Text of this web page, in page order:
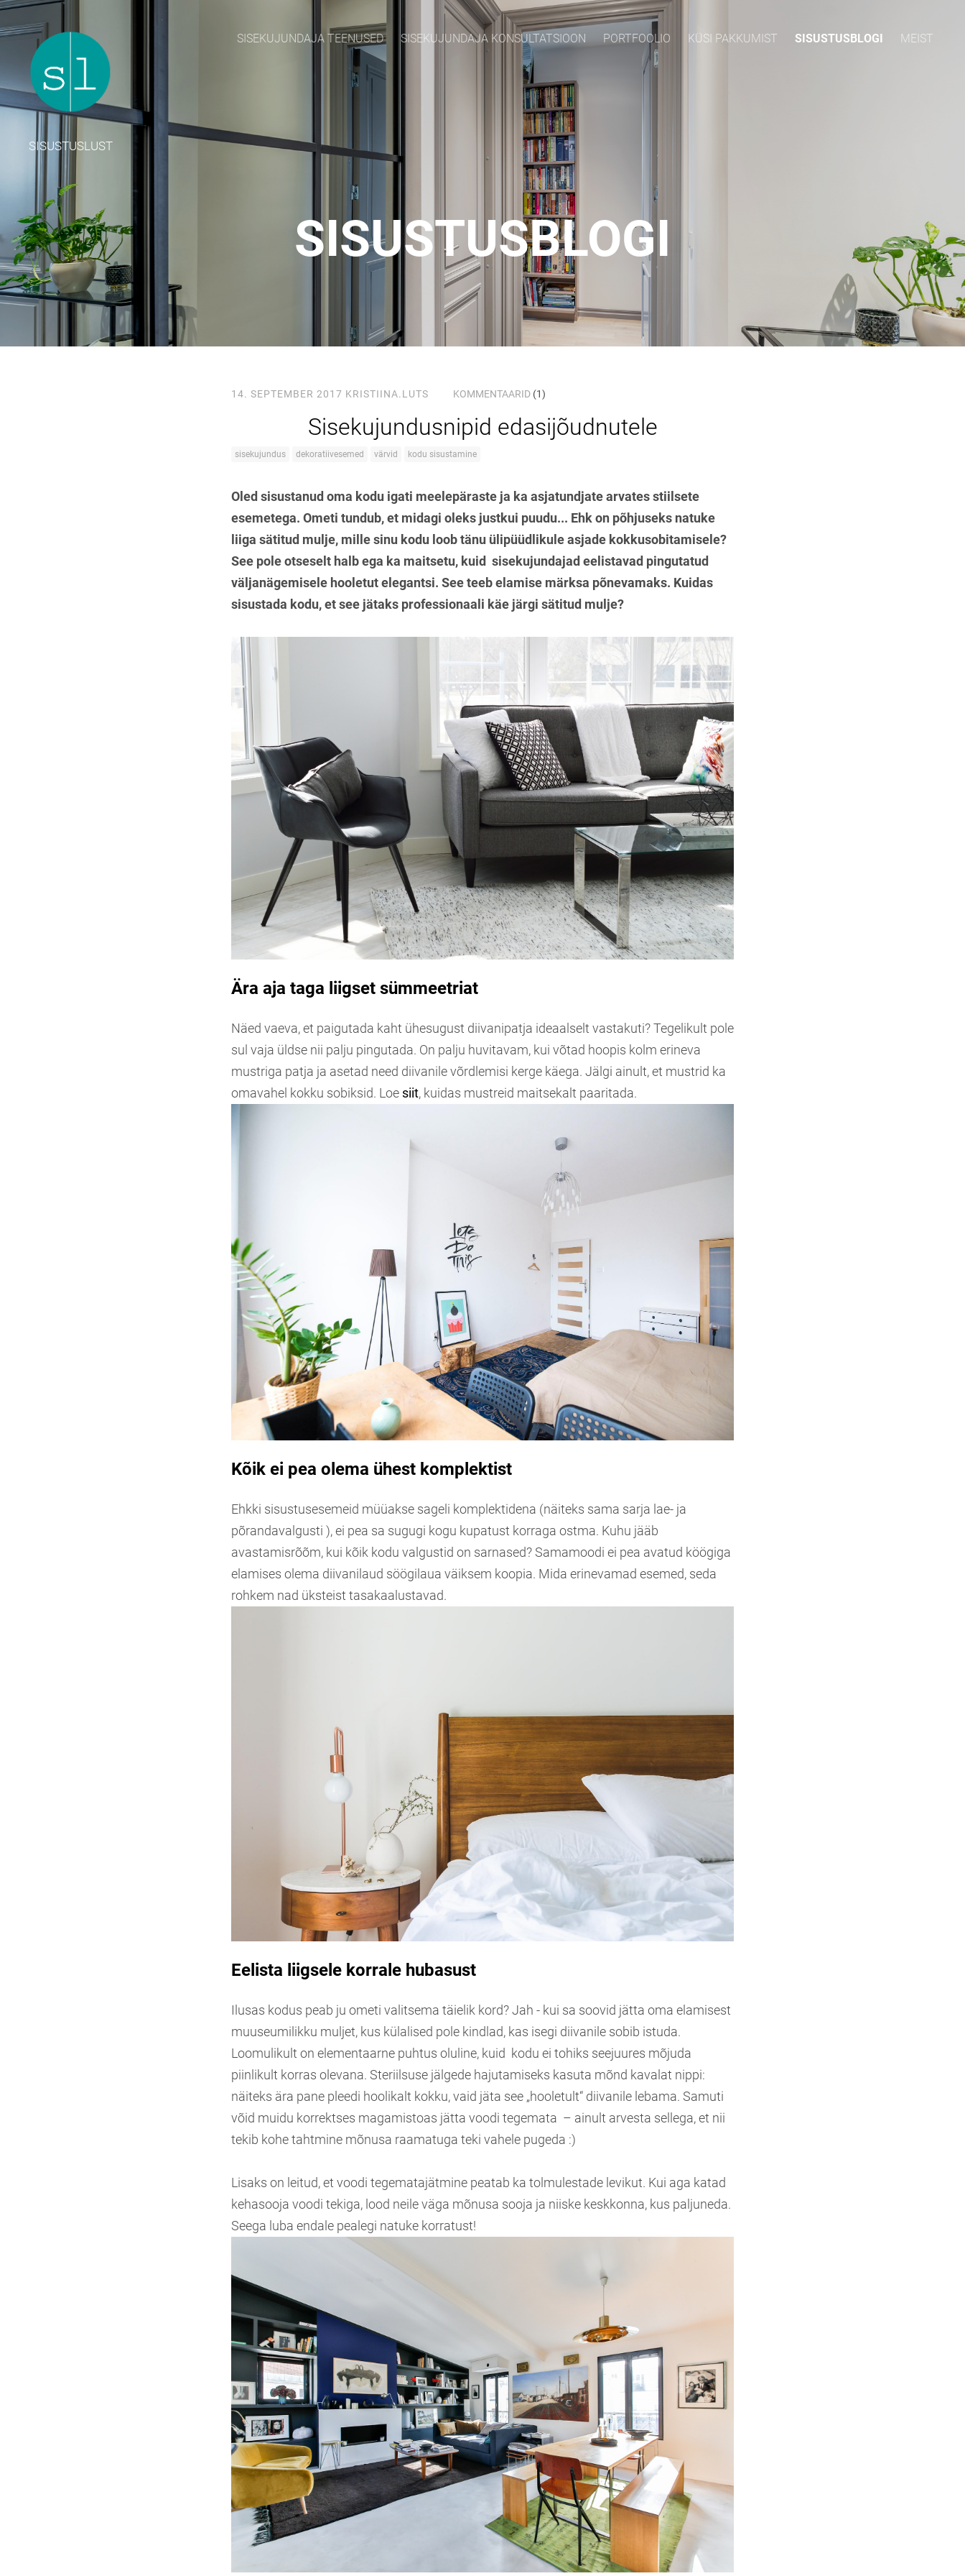
SISUSTUSLUST
SISEKUJUNDAJA TEENUSED SISEKUJUNDAJA KONSULTATSIOON PORTFOOLIO KÜSI PAKKUMIST SISUSTUSBLOGI MEIST
SISUSTUSBLOGI
14. SEPTEMBER 2017 KRISTIINA.LUTS KOMMENTAARID (1)
Sisekujundusnipid edasijõudnutele
sisekujundus dekoratiivesemed värvid kodu sisustamine
Oled sisustanud oma kodu igati meelepäraste ja ka asjatundjate arvates stiilsete
esemetega. Ometi tundub, et midagi oleks justkui puudu... Ehk on põhjuseks natuke
liiga sätitud mulje, mille sinu kodu loob tänu ülipüüdlikule asjade kokkusobitamisele?
See pole otseselt halb ega ka maitsetu, kuid sisekujundajad eelistavad pingutatud
väljanägemisele hooletut elegantsi. See teeb elamise märksa põnevamaks. Kuidas
sisustada kodu, et see jätaks professionaali käe järgi sätitud mulje?
Ära aja taga liigset sümmeetriat
Näed vaeva, et paigutada kaht ühesugust diivanipatja ideaalselt vastakuti? Tegelikult pole
sul vaja üldse nii palju pingutada. On palju huvitavam, kui võtad hoopis kolm erineva
mustriga patja ja asetad need diivanile võrdlemisi kerge käega. Jälgi ainult, et mustrid ka
omavahel kokku sobiksid. Loe siit, kuidas mustreid maitsekalt paaritada.
Kõik ei pea olema ühest komplektist
Ehkki sisustusesemeid müüakse sageli komplektidena (näiteks sama sarja lae- ja
põrandavalgusti ), ei pea sa sugugi kogu kupatust korraga ostma. Kuhu jääb
avastamisrõõm, kui kõik kodu valgustid on sarnased? Samamoodi ei pea avatud köögiga
elamises olema diivanilaud söögilaua väiksem koopia. Mida erinevamad esemed, seda
rohkem nad üksteist tasakaalustavad.
Eelista liigsele korrale hubasust
Ilusas kodus peab ju ometi valitsema täielik kord? Jah - kui sa soovid jätta oma elamisest
muuseumilikku muljet, kus külalised pole kindlad, kas isegi diivanile sobib istuda.
Loomulikult on elementaarne puhtus oluline, kuid kodu ei tohiks seejuures mõjuda
piinlikult korras olevana. Steriilsuse jälgede hajutamiseks kasuta mõnd kavalat nippi:
näiteks ära pane pleedi hoolikalt kokku, vaid jäta see „hooletult“ diivanile lebama. Samuti
võid muidu korrektses magamistoas jätta voodi tegemata – ainult arvesta sellega, et nii
tekib kohe tahtmine mõnusa raamatuga teki vahele pugeda :)
Lisaks on leitud, et voodi tegematajätmine peatab ka tolmulestade levikut. Kui aga katad
kehasooja voodi tekiga, lood neile väga mõnusa sooja ja niiske keskkonna, kus paljuneda.
Seega luba endale pealegi natuke korratust!